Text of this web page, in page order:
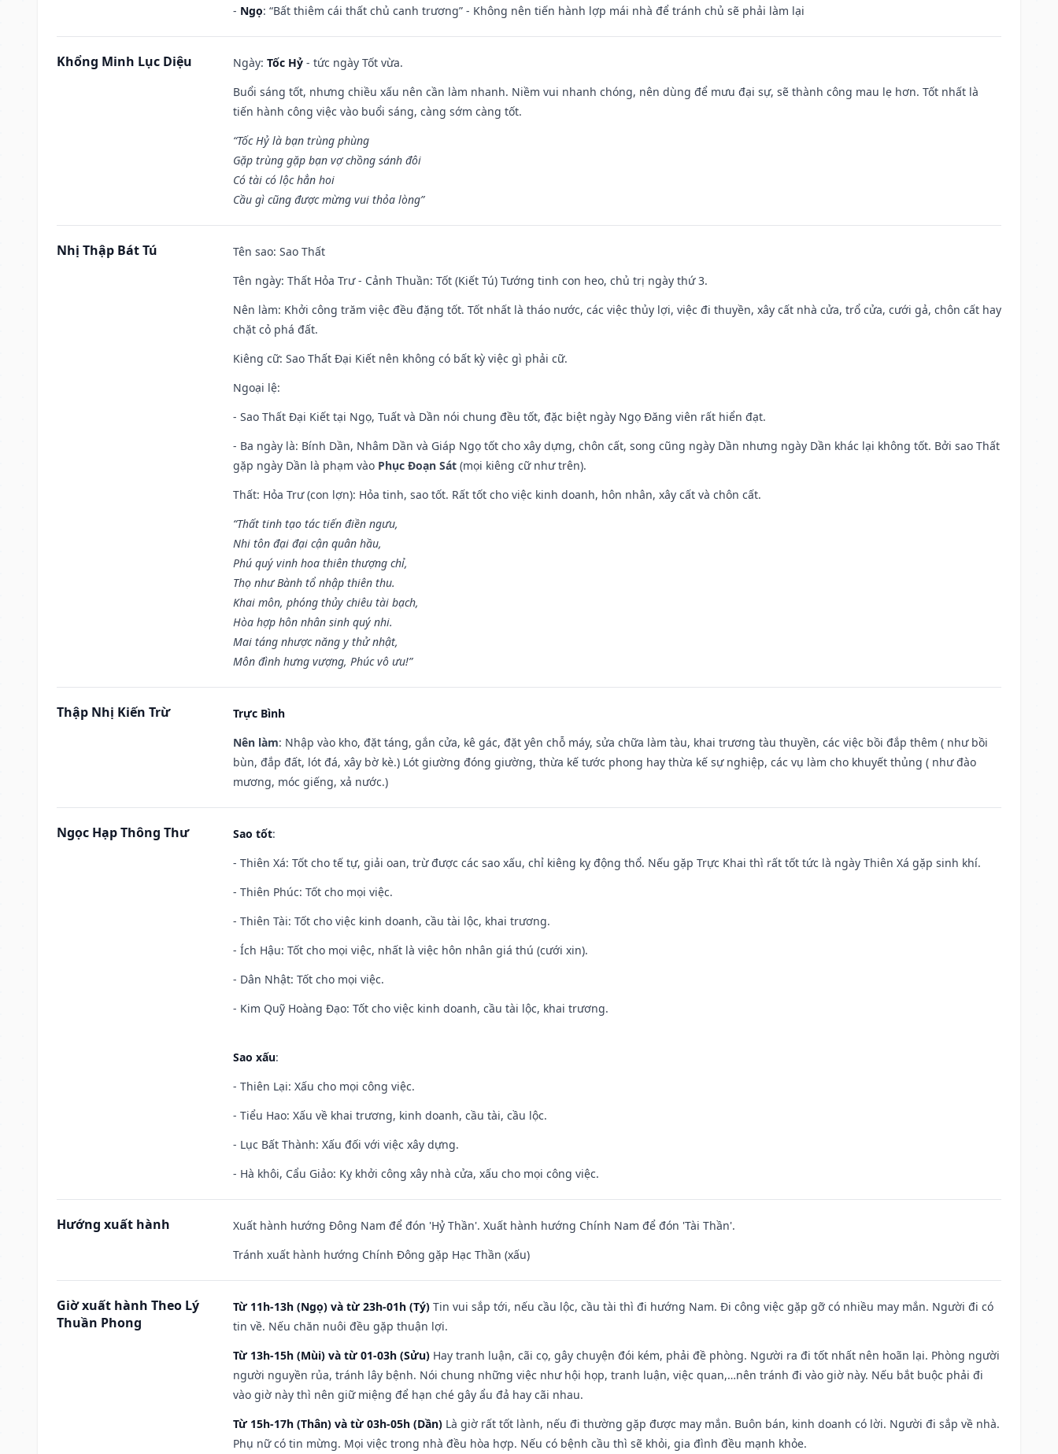
- Ngọ: “Bất thiêm cái thất chủ canh trương” - Không nên tiến hành lợp mái nhà để tránh chủ sẽ phải làm lại
Khổng Minh Lục Diệu Ngày: Tốc Hỷ - tức ngày Tốt vừa.
Buổi sáng tốt, nhưng chiều xấu nên cần làm nhanh. Niềm vui nhanh chóng, nên dùng để mưu đại sự, sẽ thành công mau lẹ hơn. Tốt nhất là
tiến hành công việc vào buổi sáng, càng sớm càng tốt.
“Tốc Hỷ là bạn trùng phùng
Gặp trùng gặp bạn vợ chồng sánh đôi
Có tài có lộc hẳn hoi
Cầu gì cũng được mừng vui thỏa lòng”
Nhị Thập Bát Tú Tên sao: Sao Thất
Tên ngày: Thất Hỏa Trư - Cảnh Thuần: Tốt (Kiết Tú) Tướng tinh con heo, chủ trị ngày thứ 3.
Nên làm: Khởi công trăm việc đều đặng tốt. Tốt nhất là tháo nước, các việc thủy lợi, việc đi thuyền, xây cất nhà cửa, trổ cửa, cưới gả, chôn cất hay
chặt cỏ phá đất.
Kiêng cữ: Sao Thất Đại Kiết nên không có bất kỳ việc gì phải cữ.
Ngoại lệ:
- Sao Thất Đại Kiết tại Ngọ, Tuất và Dần nói chung đều tốt, đặc biệt ngày Ngọ Đăng viên rất hiển đạt.
- Ba ngày là: Bính Dần, Nhâm Dần và Giáp Ngọ tốt cho xây dựng, chôn cất, song cũng ngày Dần nhưng ngày Dần khác lại không tốt. Bởi sao Thất
gặp ngày Dần là phạm vào Phục Đoạn Sát (mọi kiêng cữ như trên).
Thất: Hỏa Trư (con lợn): Hỏa tinh, sao tốt. Rất tốt cho việc kinh doanh, hôn nhân, xây cất và chôn cất.
“Thất tinh tạo tác tiến điền ngưu,
Nhi tôn đại đại cận quân hầu,
Phú quý vinh hoa thiên thượng chỉ,
Thọ như Bành tổ nhập thiên thu.
Khai môn, phóng thủy chiêu tài bạch,
Hòa hợp hôn nhân sinh quý nhi.
Mai táng nhược năng y thử nhật,
Môn đình hưng vượng, Phúc vô ưu!”
Thập Nhị Kiến Trừ
Trực Bình
Nên làm: Nhập vào kho, đặt táng, gắn cửa, kê gác, đặt yên chỗ máy, sửa chữa làm tàu, khai trương tàu thuyền, các việc bồi đắp thêm ( như bồi
bùn, đắp đất, lót đá, xây bờ kè.) Lót giường đóng giường, thừa kế tước phong hay thừa kế sự nghiệp, các vụ làm cho khuyết thủng ( như đào
mương, móc giếng, xả nước.)
Ngọc Hạp Thông Thư Sao tốt:
- Thiên Xá: Tốt cho tế tự, giải oan, trừ được các sao xấu, chỉ kiêng kỵ động thổ. Nếu gặp Trực Khai thì rất tốt tức là ngày Thiên Xá gặp sinh khí.
- Thiên Phúc: Tốt cho mọi việc.
- Thiên Tài: Tốt cho việc kinh doanh, cầu tài lộc, khai trương.
- Ích Hậu: Tốt cho mọi việc, nhất là việc hôn nhân giá thú (cưới xin).
- Dân Nhật: Tốt cho mọi việc.
- Kim Quỹ Hoàng Đạo: Tốt cho việc kinh doanh, cầu tài lộc, khai trương.
Sao xấu:
- Thiên Lại: Xấu cho mọi công việc.
- Tiểu Hao: Xấu về khai trương, kinh doanh, cầu tài, cầu lộc.
- Lục Bất Thành: Xấu đối với việc xây dựng.
- Hà khôi, Cẩu Giảo: Kỵ khởi công xây nhà cửa, xấu cho mọi công việc.
Hướng xuất hành
Xuất hành hướng Đông Nam để đón 'Hỷ Thần'. Xuất hành hướng Chính Nam để đón 'Tài Thần'.
Tránh xuất hành hướng Chính Đông gặp Hạc Thần (xấu)
Giờ xuất hành Theo Lý
Thuần Phong
Từ 11h-13h (Ngọ) và từ 23h-01h (Tý) Tin vui sắp tới, nếu cầu lộc, cầu tài thì đi hướng Nam. Đi công việc gặp gỡ có nhiều may mắn. Người đi có
tin về. Nếu chăn nuôi đều gặp thuận lợi.
Từ 13h-15h (Mùi) và từ 01-03h (Sửu) Hay tranh luận, cãi cọ, gây chuyện đói kém, phải đề phòng. Người ra đi tốt nhất nên hoãn lại. Phòng người
người nguyền rủa, tránh lây bệnh. Nói chung những việc như hội họp, tranh luận, việc quan,…nên tránh đi vào giờ này. Nếu bắt buộc phải đi
vào giờ này thì nên giữ miệng để hạn ché gây ẩu đả hay cãi nhau.
Từ 15h-17h (Thân) và từ 03h-05h (Dần) Là giờ rất tốt lành, nếu đi thường gặp được may mắn. Buôn bán, kinh doanh có lời. Người đi sắp về nhà.
Phụ nữ có tin mừng. Mọi việc trong nhà đều hòa hợp. Nếu có bệnh cầu thì sẽ khỏi, gia đình đều mạnh khỏe.